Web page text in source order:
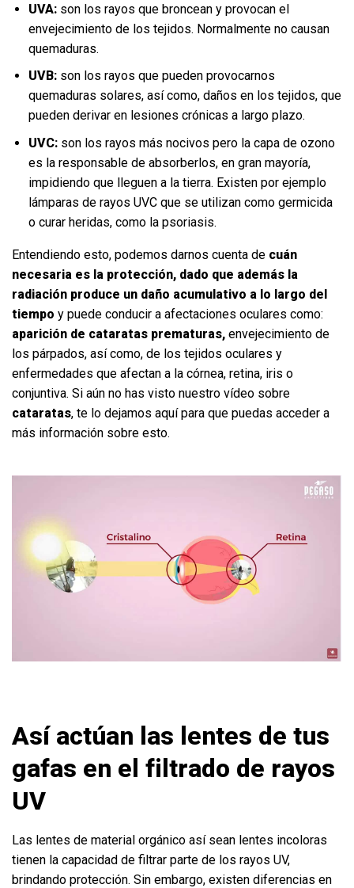
UVA: son los rayos que broncean y provocan el
envejecimiento de los tejidos. Normalmente no causan
quemaduras.
UVB:son los rayos que pueden provocarnos
quemaduras solares, así como, daños en los tejidos, que
pueden derivar en lesiones crónicas a largo plazo.
UVC:son los rayos más nocivos pero la capa de ozono
es la responsable de absorberlos, en gran mayoría,
impidiendo que lleguen a la tierra. Existen por ejemplo
lámparas de rayos UVC que se utilizan como germicida
o curar heridas, como la psoriasis.
Entendiendo esto, podemos darnos cuenta de cuán
necesaria es la protección, dado que además la
radiación produce un daño acumulativo a lo largo del
tiempo y puede conducir a afectaciones oculares como:
aparición de cataratas prematuras, envejecimiento de
los párpados, así como, de los tejidos oculares y
enfermedades que afectan a la córnea, retina, iris o
conjuntiva. Si aún no has visto nuestro vídeo sobre
cataratas, te lo dejamos aquí para que puedas acceder a
más información sobre esto.
Así actúan las lentes de tus
gafas en el filtrado de rayos
UV
Las lentes de material orgánico así sean lentes incoloras
tienen la capacidad de filtrar parte de los rayos UV,
brindando protección. Sin embargo, existen diferencias en